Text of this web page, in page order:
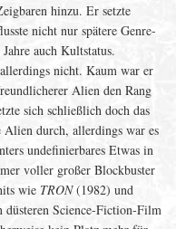
hinzu. Er setzte
nicht nur spätere Genre-
auch Kultstatus.
nicht. Kaum war er
Alien den Rang
sich schließlich doch das
durch, allerdings war es
undefinierbares Etwas in
voller großer Blockbuster
wie TRON(1982) und
düsteren Science-Fiction-Film